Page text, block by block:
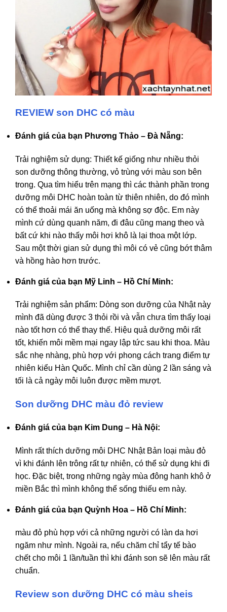
REVIEW son DHC có màu
Đánh giá của bạn Phương Thảo – Đà Nẵng:
Trải nghiệm sử dụng: Thiết kế giống như nhiều thỏi
son dưỡng thông thường, vỏ trùng với màu son bên
trong. Qua tìm hiểu trên mạng thì các thành phần trong
dưỡng môi DHC hoàn toàn từ thiên nhiên, do đó mình
có thể thoải mái ăn uống mà không sợ độc. Em này
mình cứ dùng quanh năm, đi đâu cũng mang theo và
bất cứ khi nào thấy môi hơi khô là lại thoa một lớp.
Sau một thời gian sử dụng thì môi có vẻ cũng bớt thâm
và hồng hào hơn trước.
Đánh giá của bạn Mỹ Linh – Hồ Chí Minh:
Trải nghiệm sản phẩm: Dòng son dưỡng của Nhật này
mình đã dùng được 3 thỏi rồi và vẫn chưa tìm thấy loại
nào tốt hơn có thể thay thế. Hiệu quả dưỡng môi rất
tốt, khiến môi mềm mại ngay lập tức sau khi thoa. Màu
sắc nhẹ nhàng, phù hợp với phong cách trang điểm tự
nhiên kiểu Hàn Quốc. Mình chỉ cần dùng 2 lần sáng và
tối là cả ngày môi luôn được mềm mượt.
Son dưỡng DHC màu đỏ review
Đánh giá của bạn Kim Dung – Hà Nội:
Mình rất thích dưỡng môi DHC Nhật Bản loại màu đỏ
vì khi đánh lên trông rất tự nhiên, có thể sử dụng khi đi
học. Đặc biệt, trong những ngày mùa đông hanh khô ở
miền Bắc thì mình không thể sống thiếu em này.
Đánh giá của bạn Quỳnh Hoa – Hồ Chí Minh:
màu đỏ phù hợp với cả những người có làn da hơi
ngăm như mình. Ngoài ra, nếu chăm chỉ tẩy tế bào
chết cho môi 1 lần/tuần thì khi đánh son sẽ lên màu rất
chuẩn.
Review son dưỡng DHC có màu sheis